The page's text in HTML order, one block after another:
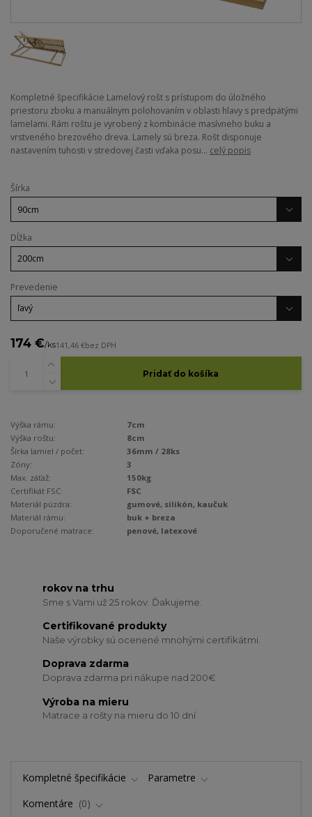
Kompletné špecifikácie Lamelový rošt s prístupom do úložného
priestoru zboku a manuálnym polohovaním v oblasti hlavy s predpätými
lamelami. Rám roštu je vyrobený z kombinácie masívneho buku a
vrstveného brezového dreva. Lamely sú breza. Rošt disponuje
nastavením tuhosti v stredovej časti vďaka posu... celý popis
Šírka
Dĺžka
Prevedenie
174 €/ks141,46 €bez DPH
Pridať do košíka
Výška rámu:
7cm
Výška roštu:
8cm
Šírka lamiel / počet:
36mm / 28ks
Zóny:
3
Max. záťaž:
150kg
Certifikát FSC:
FSC
Materiál púzdra:
gumové, silikón, kaučuk
Materiál rámu:
buk + breza
Doporučené matrace:
penové, latexové
rokov na trhu
Sme s Vami už 25 rokov. Ďakujeme.
Certifikované produkty
Naše výrobky sú ocenené mnohými certifikátmi.
Doprava zdarma
Doprava zdarma pri nákupe nad 200€
Výroba na mieru
Matrace a rošty na mieru do 10 dní
Kompletné špecifikácie
Parametre
Komentáre
0